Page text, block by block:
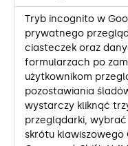
Tryb incognito w
prywatnego
ciasteczek oraz
formularzach po
użytkownikom
pozostawiania
wystarczy kliknąć
przeglądarki,
skrótu klawiszowego